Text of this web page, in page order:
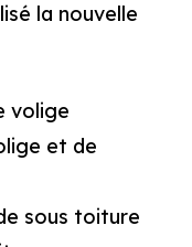
la nouvelle
volige
et de
sous toiture